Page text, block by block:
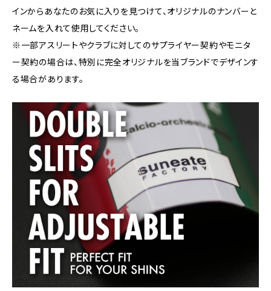
インからあなたのお気に入りを見つけて、オリジナルのナンバーと
ネームを入れて使用してください。
※一部アスリートやクラブに対してのサプライヤー契約やモニタ
ー契約の場合は、特別に完全オリジナルを当ブランドでデザインす
る場合があります。